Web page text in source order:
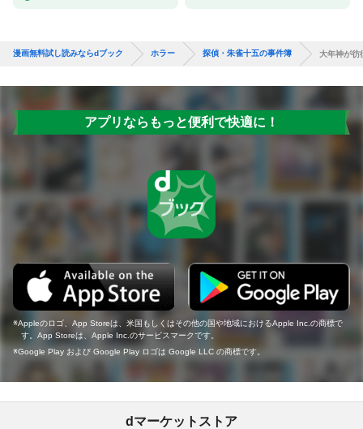
漫画無料試し読みならdブック ホラー 探偵・朱雀十五の事件簿 大年神が
アプリならもっと便利で快適に！
Appleのロゴ、App Storeは、米国もしくはその他の国や地域におけるApple Inc.の商標で
す。App Storeは、Apple Inc.のサービスマークです。
Google Play および Google Play ロゴは Google LLC の商標です。
dマーケットストア